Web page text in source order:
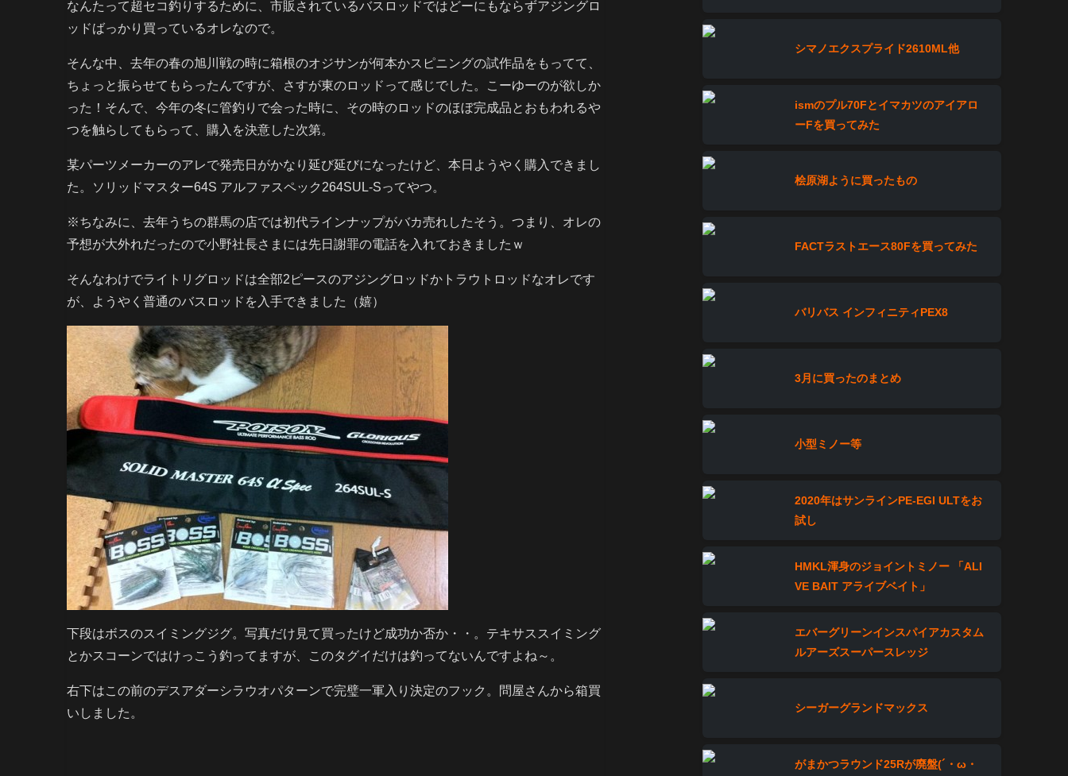
なんたって超セコ釣りするために、市販されているバスロッドではどーにもならずアジングロ
ッドばっかり買っているオレなので。
そんな中、去年の春の旭川戦の時に箱根のオジサンが何本かスピニングの試作品をもってて、
ちょっと振らせてもらったんですが、さすが東のロッドって感じでした。こーゆーのが欲しか
った！そんで、今年の冬に管釣りで会った時に、その時のロッドのほぼ完成品とおもわれるや
つを触らしてもらって、購入を決意した次第。
某パーツメーカーのアレで発売日がかなり延び延びになったけど、本日ようやく購入できまし
た。ソリッドマスター64S アルファスペック264SUL-Sってやつ。
※ちなみに、去年うちの群馬の店では初代ラインナップがバカ売れしたそう。つまり、オレの
予想が大外れだったので小野社長さまには先日謝罪の電話を入れておきましたｗ
そんなわけでライトリグロッドは全部2ピースのアジングロッドかトラウトロッドなオレです
が、ようやく普通のバスロッドを入手できました（嬉）
下段はボスのスイミングジグ。写真だけ見て買ったけど成功か否か・・。テキサススイミング
とかスコーンではけっこう釣ってますが、このタグイだけは釣ってないんですよね～。
右下はこの前のデスアダーシラウオパターンで完璧一軍入り決定のフック。問屋さんから箱買
いしました。
シマノエクスプライド2610ML他
ismのプル70Fとイマカツのアイアロ
ーFを買ってみた
桧原湖ように買ったもの
FACTラストエース80Fを買ってみた
バリバス インフィニティPEX8
3月に買ったのまとめ
小型ミノー等
2020年はサンラインPE-EGI ULTをお
試し
HMKL渾身のジョイントミノー 「ALI
VE BAIT アライブベイト」
エバーグリーンインスパイアカスタム
ルアーズスーパースレッジ
シーガーグランドマックス
がまかつラウンド25Rが廃盤(´・ω・